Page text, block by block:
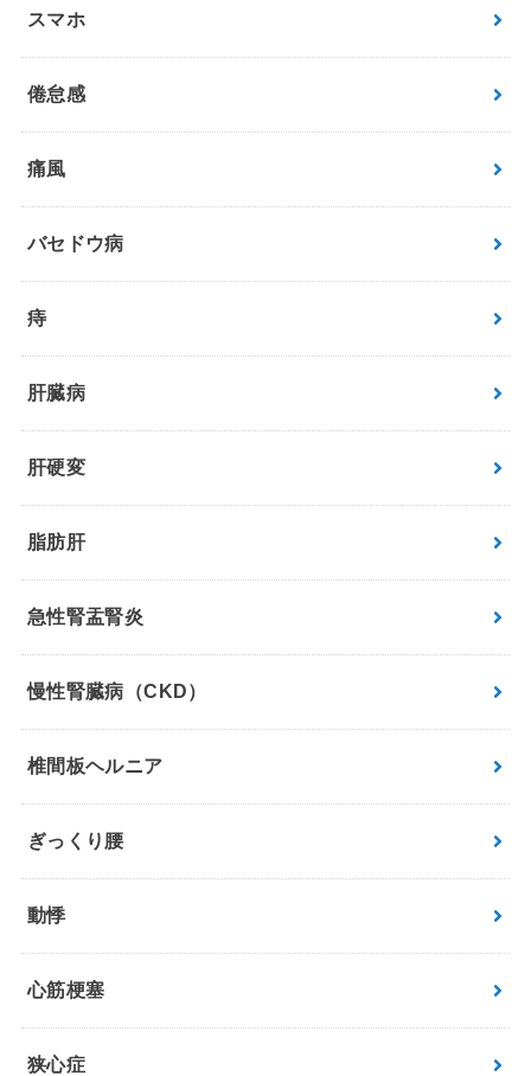
スマホ
倦怠感
痛風
バセドウ病
痔
肝臓病
肝硬変
脂肪肝
急性腎盂腎炎
慢性腎臓病（CKD）
椎間板ヘルニア
ぎっくり腰
動悸
心筋梗塞
狭心症